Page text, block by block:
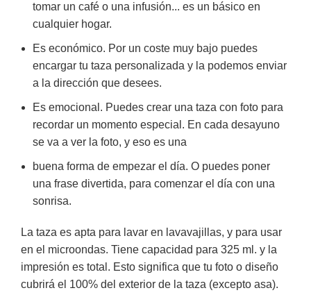
tomar un café o una infusión... es un básico en
cualquier hogar.
Es económico. Por un coste muy bajo puedes
encargar tu taza personalizada y la podemos enviar
a la dirección que desees.
Es emocional. Puedes crear una taza con foto para
recordar un momento especial. En cada desayuno
se va a ver la foto, y eso es una
buena forma de empezar el día. O puedes poner
una frase divertida, para comenzar el día con una
sonrisa.
La taza es apta para lavar en lavavajillas, y para usar
en el microondas. Tiene capacidad para 325 ml. y la
impresión es total. Esto significa que tu foto o diseño
cubrirá el 100% del exterior de la taza (excepto asa).